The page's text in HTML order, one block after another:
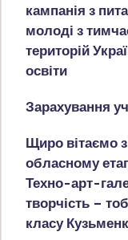
кампанія з
молоді з
територій
освіти
Зарахування
Щиро вітаємо
обласному
Техно-арт-
творчість –
класу